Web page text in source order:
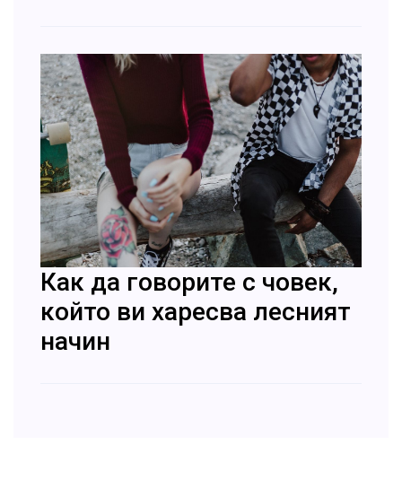
Как да говорите с човек,
който ви харесва лесният
начин